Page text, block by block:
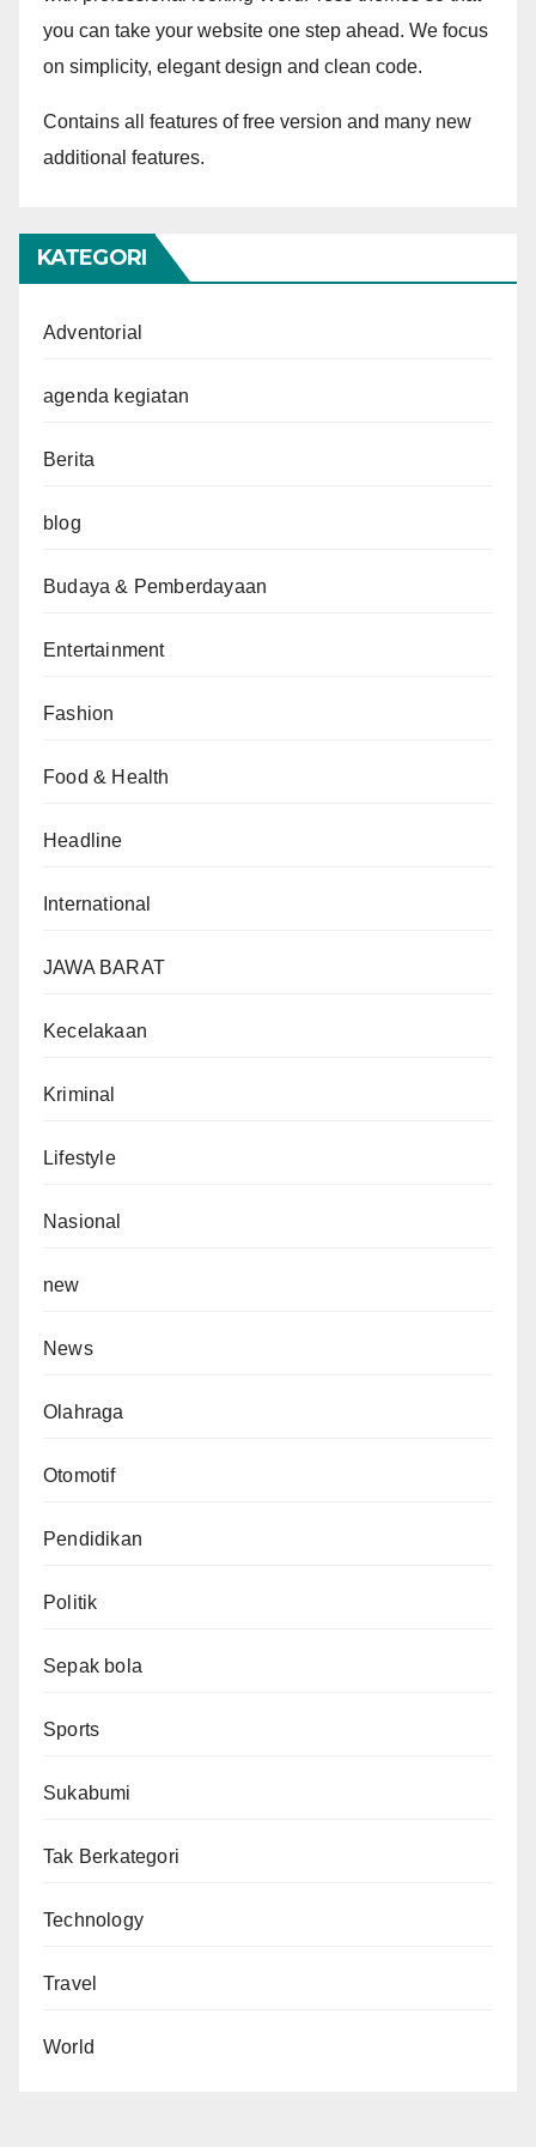
you can take your website one step ahead. We focus
on simplicity, elegant design and clean code.
Contains all features of free version and many new
additional features.
KATEGORI
Adventorial
agenda kegiatan
Berita
blog
Budaya & Pemberdayaan
Entertainment
Fashion
Food & Health
Headline
International
JAWA BARAT
Kecelakaan
Kriminal
Lifestyle
Nasional
new
News
Olahraga
Otomotif
Pendidikan
Politik
Sepak bola
Sports
Sukabumi
Tak Berkategori
Technology
Travel
World